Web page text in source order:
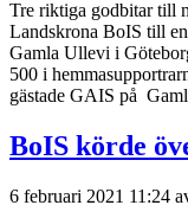
Tre riktiga godbitar till
Landskrona BoIS till
Gamla Ullevi i
500 i
gästade GAIS på
BoIS körde
6 februari 2021 11:24